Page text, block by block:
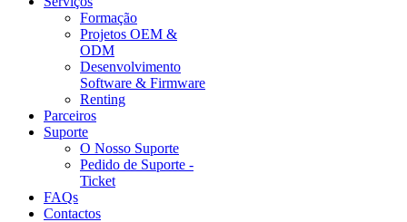
Formação
Projetos OEM &
ODM
Desenvolvimento
Software & Firmware
Renting
Parceiros
Suporte
O Nosso Suporte
Pedido de Suporte -
Ticket
FAQs
Contactos